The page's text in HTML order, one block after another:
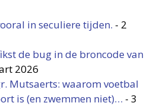
in seculiere tijden. - 2
de bug in de broncode van
2026
Mutsaerts: waarom voetbal
is (en zwemmen niet)… -3